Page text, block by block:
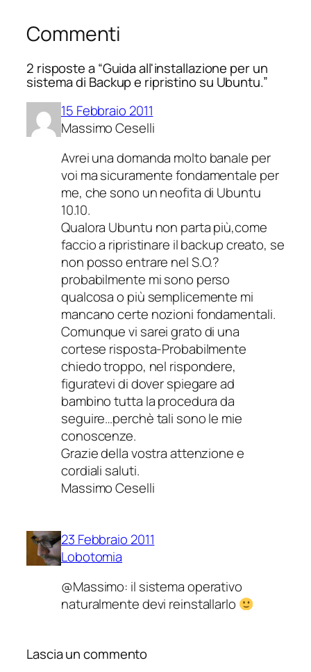
Commenti
2 risposte a “Guida all'installazione per un
sistema di Backup e ripristino su Ubuntu.”
15 Febbraio 2011
Massimo Ceselli
Avrei una domanda molto banale per
voi ma sicuramente fondamentale per
me, che sono un neofita di Ubuntu
10.10.
Qualora Ubuntu non parta più,come
faccio a ripristinare il backup creato, se
non posso entrare nel S.O.?
probabilmente mi sono perso
qualcosa o più semplicemente mi
mancano certe nozioni fondamentali.
Comunque vi sarei grato di una
cortese risposta-Probabilmente
chiedo troppo, nel rispondere,
figuratevi di dover spiegare ad
bambino tutta la procedura da
seguire…perchè tali sono le mie
conoscenze.
Grazie della vostra attenzione e
cordiali saluti.
Massimo Ceselli
23 Febbraio 2011
Lobotomia
@Massimo: il sistema operativo
naturalmente devi reinstallarlo
Lascia un commento